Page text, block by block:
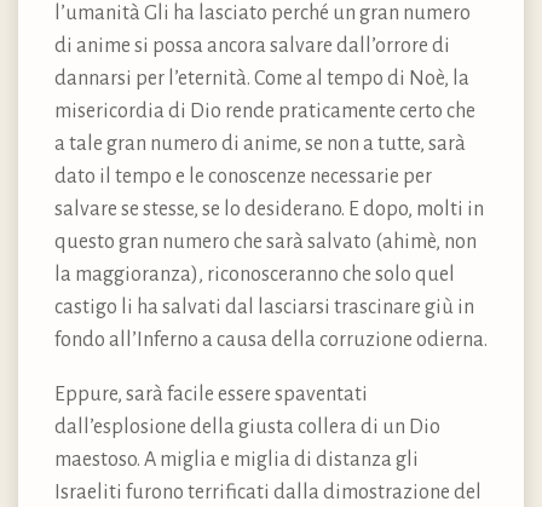
l’umanità Gli ha lasciato perché un gran numero
di anime si possa ancora salvare dall’orrore di
dannarsi per l’eternità. Come al tempo di Noè, la
misericordia di Dio rende praticamente certo che
a tale gran numero di anime, se non a tutte, sarà
dato il tempo e le conoscenze necessarie per
salvare se stesse, se lo desiderano. E dopo, molti in
questo gran numero che sarà salvato (ahimè, non
la maggioranza), riconosceranno che solo quel
castigo li ha salvati dal lasciarsi trascinare giù in
fondo all’Inferno a causa della corruzione odierna.
Eppure, sarà facile essere spaventati
dall’esplosione della giusta collera di un Dio
maestoso. A miglia e miglia di distanza gli
Israeliti furono terrificati dalla dimostrazione del